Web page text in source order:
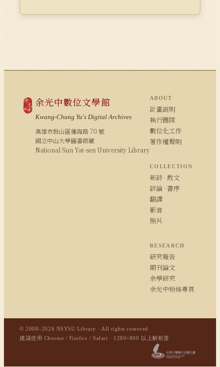
余光中數位文學館
Kwang-Chung Yu's Digital Archives
高雄市鼓山區蓮海路 70 號
國立中山大學圖書館藏
National Sun Yat-sen University Library
ABOUT
計畫說明
執行團隊
數位化工作
著作權聲明
COLLECTION
新詩 · 散文
評論 · 書序
翻譯
影音
照片
RESEARCH
研究報告
期刊論文
余學研究
余光中粉絲專頁
© 2008–2026 NSYSU Library · All rights reserved
建議使用 Chrome / Firefox / Safari · 1280×800 以上解析度